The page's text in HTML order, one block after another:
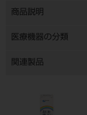
商品説明
医療機器の分類
関連製品